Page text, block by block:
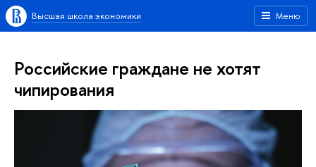
Меню
Высшая школа экономики
Российские граждане не хотят
чипирования